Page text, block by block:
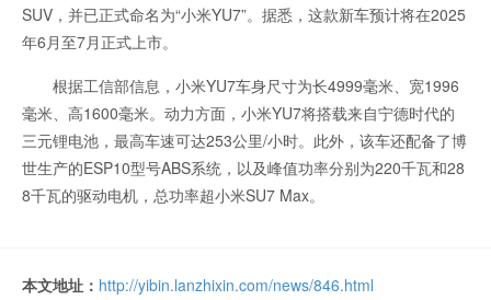
SUV，并已正式命名为“小米YU7”。据悉，这款新车预计将在2025
年6月至7月正式上市。
根据工信部信息，小米YU7车身尺寸为长4999毫米、宽1996
毫米、高1600毫米。动力方面，小米YU7将搭载来自宁德时代的
三元锂电池，最高车速可达253公里/小时。此外，该车还配备了博
世生产的ESP10型号ABS系统，以及峰值功率分别为220千瓦和28
8千瓦的驱动电机，总功率超小米SU7 Max。
本文地址： http://yibin.lanzhixin.com/news/846.html